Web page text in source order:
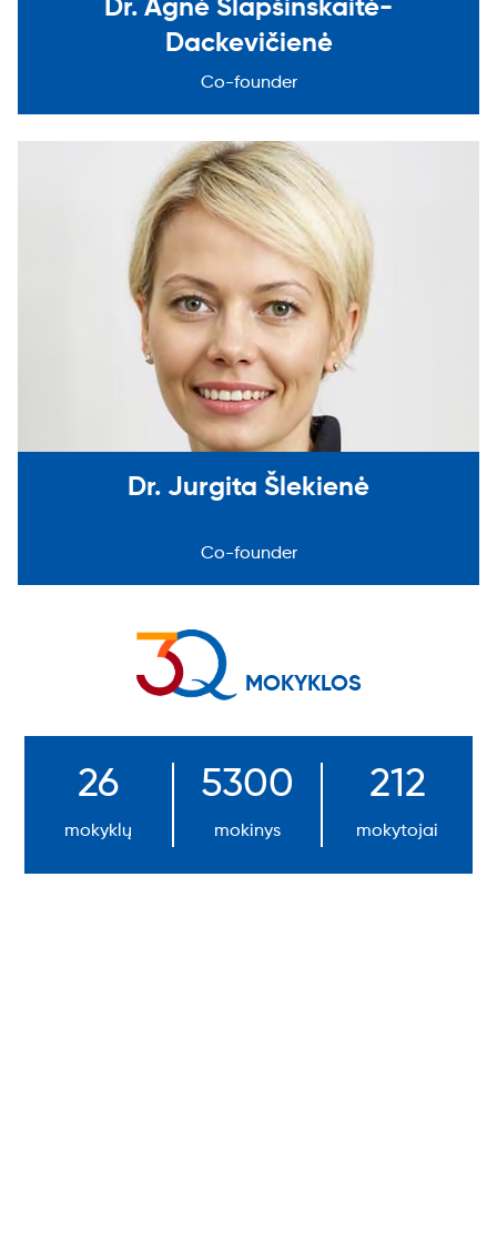
Dr. Agnė Slapšinskaitė-
Dackevičienė
Co-founder
Dr. Jurgita Šlekienė
Co-founder
MOKYKLOS
26
mokyklų
5300
mokinys
212
mokytojai